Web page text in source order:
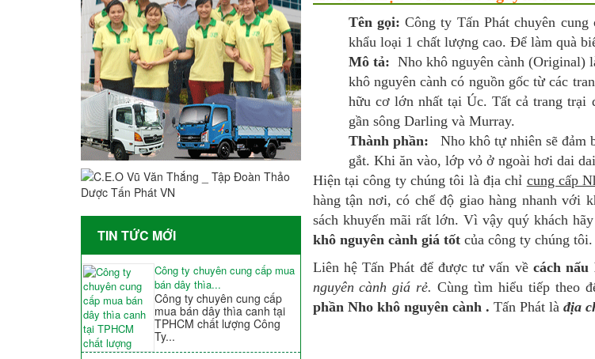
TIN TỨC MỚI
Công ty chuyên cung cấp mua
bán dây thìa...
Công ty chuyên cung cấp
mua bán dây thìa canh tại
TPHCM chất lượng Công
Ty...
Tên gọi: Công ty Tấn Phát chuyên
khẩu loại 1 chất lượng cao. Để làm quà
Mô tả: Nho khô nguyên cành (Original)
khô nguyên cành có nguồn gốc từ các
hữu cơ lớn nhất tại Úc. Tất cả trang trại
gần sông Darling và Murray.
Thành phần:
Nho khô tự nhiên sẽ đảm
gắt. Khi ăn vào, lớp vỏ ở ngoài hơi dai
Hiện tại công ty chúng tôi là địa chỉ cung cấp
hàng tận nơi, có chế độ giao hàng nhanh với
sách khuyến mãi rất lớn. Vì vậy quý khách
khô nguyên cành giá tốtcủa công ty chúng tôi.
Liên hệ Tấn Phát để được tư vấn vềcách nấu
nguyên cành giá rẻ.Cùng tìm hiểu tiếp theo
phần Nho khô nguyên cành . Tấn Phát là địa